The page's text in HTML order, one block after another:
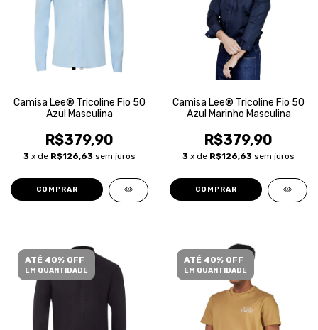
Camisa Lee® Tricoline Fio 50
Azul Masculina
R$379,90
3 x de R$126,63 sem juros
COMPRAR
Camisa Lee® Tricoline Fio 50
Azul Marinho Masculina
R$379,90
3 x de R$126,63 sem juros
COMPRAR
ATÉ 40% OFF
EM QUANTIDADE
ATÉ 40% OFF
EM QUANTIDADE